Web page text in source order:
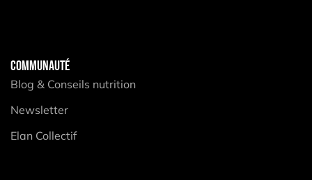
COMMUNAUTÉ
Blog & Conseils nutrition
Newsletter
Elan Collectif